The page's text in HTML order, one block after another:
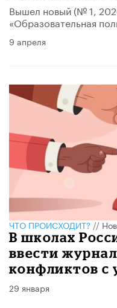
Вышел новый (№ 1,
«Образовательная
9 апреля
ЧТО ПРОИСХОДИТ?//
В школах
ввести
конфликтов с
29 января